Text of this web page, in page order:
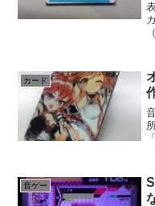
カード
音ゲー